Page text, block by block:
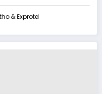
& Exprotel